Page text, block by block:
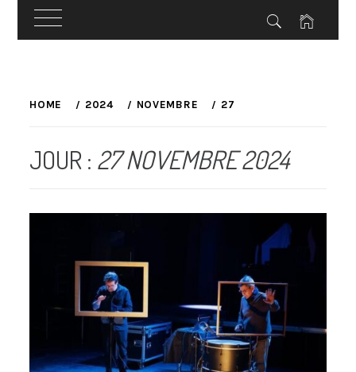
toHOME 2024 NOVEMBRE 27
JOUR : 27 NOVEMBRE 2024